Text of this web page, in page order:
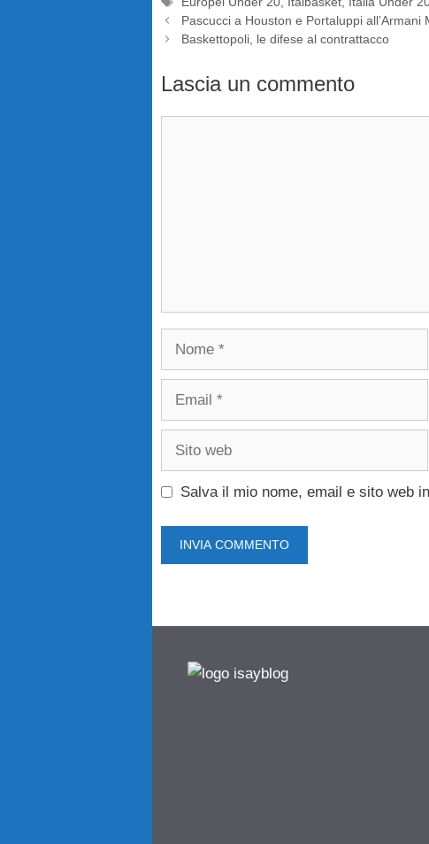
Pascucci a Houston e Portaluppi all’Armani
Baskettopoli, le difese al contrattacco
Lascia un commento
Nome
Email
Sito
Salva il mio nome, email e sito web